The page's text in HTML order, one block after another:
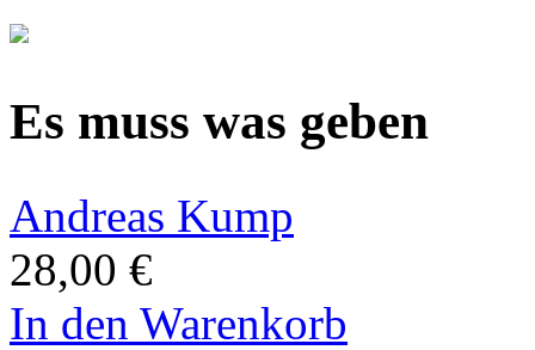
Es muss was geben
Andreas Kump
28,00 €
In den Warenkorb